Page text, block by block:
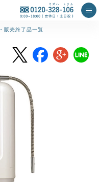
販売終了品一覧